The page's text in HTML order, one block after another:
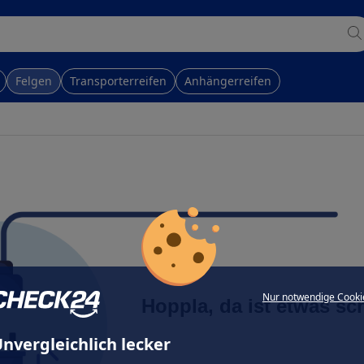
Nur notwendige
lecker
Felgen Transporterreifen Anhängerreifen
Hoppla, da ist etwas